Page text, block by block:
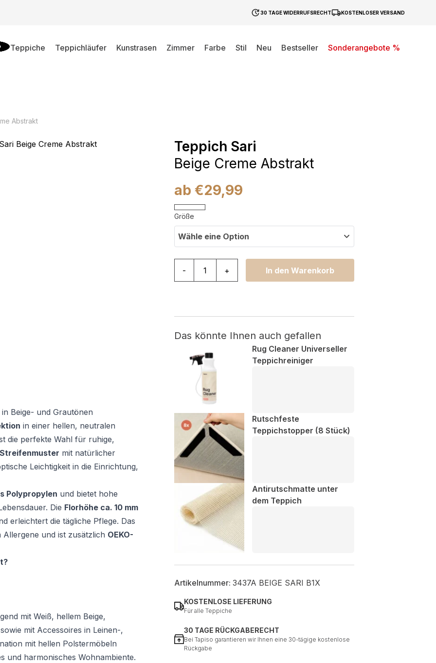
30 TAGE WIDERRUFSRECHT KOSTENLOSER VERSAND
Teppiche Teppichläufer Kunstrasen Zimmer Farbe Stil Neu Bestseller
Sonderangebote %
Abstrakt
Beige- und Grautönen
in einer hellen, neutralen
die perfekte Wahl für ruhige,
mit natürlicher
Leichtigkeit in die Einrichtung,
Polypropylen und bietet hohe
Die Florhöhe ca. 10 mm
erleichtert die tägliche Pflege. Das
und ist zusätzlich OEKO-
mit Weiß, hellem Beige,
mit Accessoires in Leinen-,
mit hellen Polstermöbeln
und harmonisches Wohnambiente.
Teppich Sari
Beige Creme Abstrakt
ab €29,99
Größe
Wähle eine Option
- + In den Warenkorb
Das könnte Ihnen auch gefallen
Rug Cleaner Universeller
Teppichreiniger
Rutschfeste
Teppichstopper (8 Stück)
Antirutschmatte unter
dem Teppich
Artikelnummer: 3437A BEIGE SARI B1X
KOSTENLOSE LIEFERUNG
Für alle Teppiche
30 TAGE RÜCKGABERECHT
Bei Tapiso garantieren wir Ihnen eine 30-tägige kostenlose
Rückgabe